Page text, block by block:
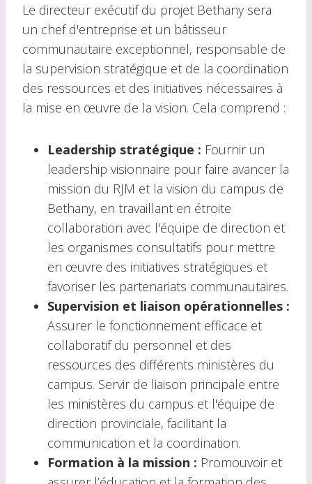
Le directeur exécutif du projet Bethany sera
un chef d'entreprise et un bâtisseur
communautaire exceptionnel, responsable de
la supervision stratégique et de la coordination
des ressources et des initiatives nécessaires à
la mise en œuvre de la vision. Cela comprend :
Leadership stratégique : Fournir un
leadership visionnaire pour faire avancer la
mission du RJM et la vision du campus de
Bethany, en travaillant en étroite
collaboration avec l'équipe de direction et
les organismes consultatifs pour mettre
en œuvre des initiatives stratégiques et
favoriser les partenariats communautaires.
Supervision et liaison opérationnelles :
Assurer le fonctionnement efficace et
collaboratif du personnel et des
ressources des différents ministères du
campus. Servir de liaison principale entre
les ministères du campus et l'équipe de
direction provinciale, facilitant la
communication et la coordination.
Formation à la mission : Promouvoir et